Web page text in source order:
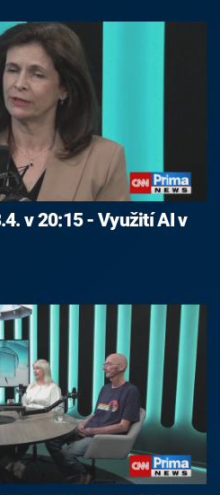
v 20:15 - Využití AI v